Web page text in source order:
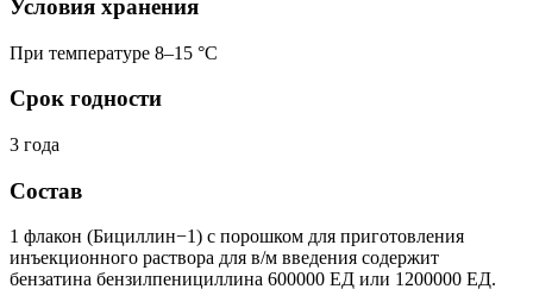
Условия хранения
При температуре 8–15 °C
Срок годности
3 года
Состав
1 флакон (Бициллин−1) с порошком для приготовления
инъекционного раствора для в/м введения содержит
бензатина бензилпенициллина 600000 ЕД или 1200000 ЕД.